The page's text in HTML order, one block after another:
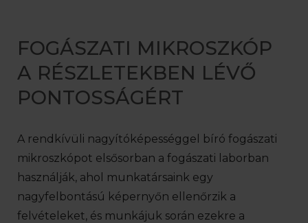
FOGÁSZATI MIKROSZKÓP
A RÉSZLETEKBEN LÉVŐ
PONTOSSÁGÉRT
A rendkívüli nagyítóképességgel bíró fogászati
mikroszkópot elsősorban a fogászati laborban
használják, ahol munkatársaink egy
nagyfelbontású képernyőn ellenőrzik a
felvételeket, és munkájuk során ezekre a